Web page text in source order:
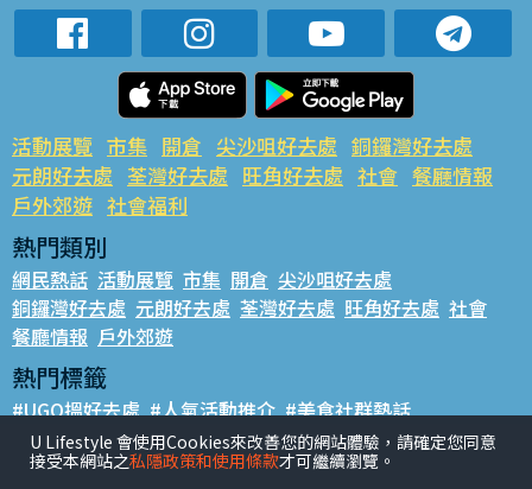
活動展覽 市集 開倉 尖沙咀好去處 銅鑼灣好去處
元朗好去處 荃灣好去處 旺角好去處 社會 餐廳情報
戶外郊遊 社會福利
熱門類別
網民熱話 活動展覽 市集 開倉 尖沙咀好去處
銅鑼灣好去處 元朗好去處 荃灣好去處 旺角好去處 社會
餐廳情報 戶外郊遊
熱門標籤
#UGO搵好去處 #人氣活動推介 #美食社群熱話
#親子玩樂好去處 #ULifestyle應用程式 #限時搶
#UJetso禮物放送 #ULifestyle商戶中心 #著數
U Lifestyle 會使用Cookies來改善您的網站體驗，請確定您同意
接受本網站之私隱政策和使用條款才可繼續瀏覽。